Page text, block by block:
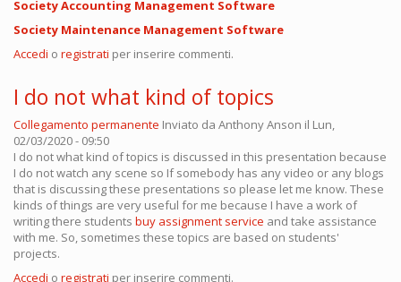
Society Accounting Management Software
Society Maintenance Management Software
Accedi o registrati per inserire commenti.
I do not what kind of topics
Collegamento permanente Inviato da Anthony Anson il Lun,
02/03/2020 - 09:50
I do not what kind of topics is discussed in this presentation because
I do not watch any scene so If somebody has any video or any blogs
that is discussing these presentations so please let me know. These
kinds of things are very useful for me because I have a work of
writing there students buy assignment service and take assistance
with me. So, sometimes these topics are based on students'
projects.
Accedi o registrati per inserire commenti.